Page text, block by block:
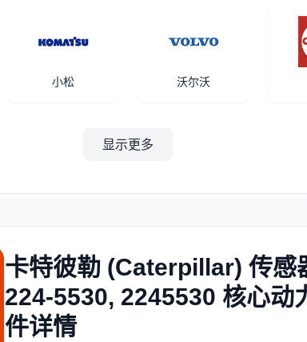
小松 沃尔沃
三一
显示更多
卡特彼勒 (Caterpillar) 传感
224-5530, 2245530 核心动
件详情